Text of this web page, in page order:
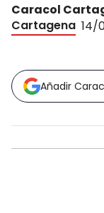
Caracol
Cartagena 14/
Añadir